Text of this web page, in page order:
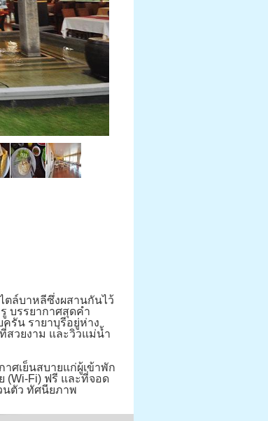
ตล์บาหลีซึ่งผสานกันไว้
บรรยากาศสุดคำ
รัน รายาบุรีอยู่ห่าง
สวยงาม และวิวแม่น้ำ
ศเย็นสบายแก่ผู้เข้าพัก
(Wi-Fi) ฟรี และที่จอด
นตัว ทัศนียภาพ